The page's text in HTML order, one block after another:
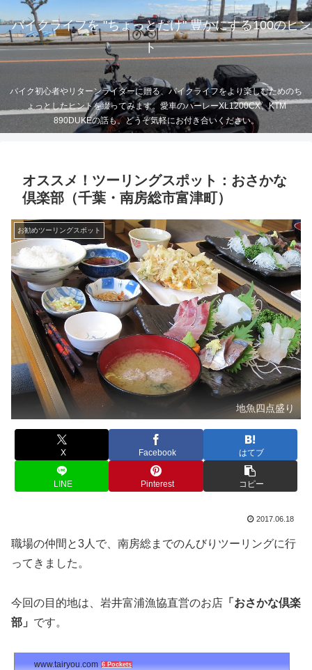
バイクライフを "ちょっとだけ" 豊かにする100のヒン
ト
バイク初心者やリターンライダーに贈る、バイクライフをより楽しむためのち
ょっとしたヒントを綴ってみます。愛車のハーレーXL1200CX、KTM
890DUKEの話も。どうぞ気軽にお付き合いください。
オススメ！ツーリングスポット：おさかな
倶楽部（千葉・南房総市富津町）
お勧めツーリングスポット
地魚四点盛り
X Facebook はてブ
LINE Pinterest コピー
2017.06.18
職場の仲間と3人で、南房総までのんびりツーリングに行
ってきました。
今回の目的地は、岩井富浦漁協直営のお店 「おさかな倶楽
部」 です。
www.tairyou.com 6 Pockets